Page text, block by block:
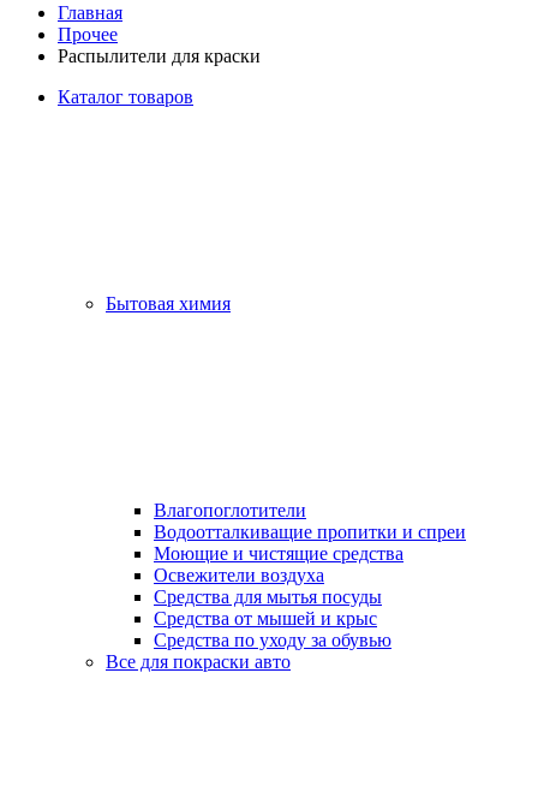
Главная
Прочее
Распылители для краски
Каталог товаров
Бытовая химия
Влагопоглотители
Водоотталкиващие пропитки и спреи
Моющие и чистящие средства
Освежители воздуха
Средства для мытья посуды
Средства от мышей и крыс
Средства по уходу за обувью
Все для покраски авто